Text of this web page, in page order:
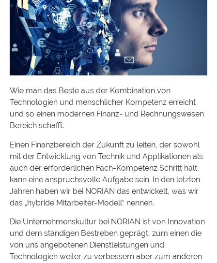
Wie man das Beste aus der Kombination von
Technologien und menschlicher Kompetenz erreicht
und so einen modernen Finanz- und Rechnungswesen
Bereich schafft.
Einen Finanzbereich der Zukunft zu leiten, der sowohl
mit der Entwicklung von Technik und Applikationen als
auch der erforderlichen Fach-Kompetenz Schritt hält,
kann eine anspruchsvolle Aufgabe sein. In den letzten
Jahren haben wir bei NORIAN das entwickelt, was wir
das „hybride Mitarbeiter-Modell“ nennen.
Die Unternehmenskultur bei NORIAN ist von Innovation
und dem ständigen Bestreben geprägt, zum einen die
von uns angebotenen Dienstleistungen und
Technologien weiter zu verbessern aber zum anderen